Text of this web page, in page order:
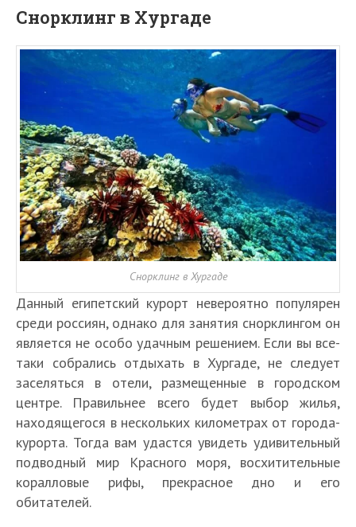
Снорклинг в Хургаде
Снорклинг в Хургаде
Данный египетский курорт невероятно популярен
среди россиян, однако для занятия снорклингом он
является не особо удачным решением. Если вы все-
таки собрались отдыхать в Хургаде, не следует
заселяться в отели, размещенные в городском
центре. Правильнее всего будет выбор жилья,
находящегося в нескольких километрах от города-
курорта. Тогда вам удастся увидеть удивительный
подводный мир Красного моря, восхитительные
коралловые рифы, прекрасное дно и его
обитателей.